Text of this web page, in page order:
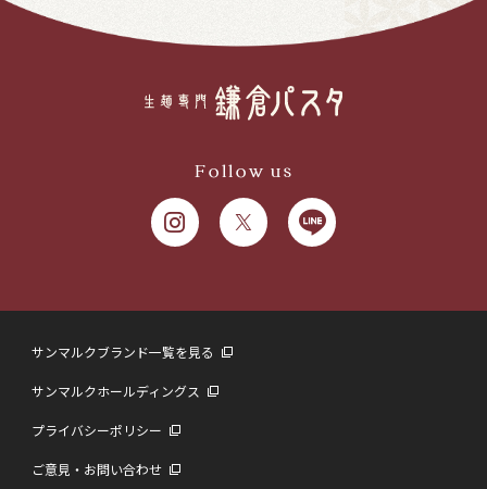
Follow us
サンマルクブランド一覧を見る
サンマルクホールディングス
プライバシーポリシー
ご意見・お問い合わせ